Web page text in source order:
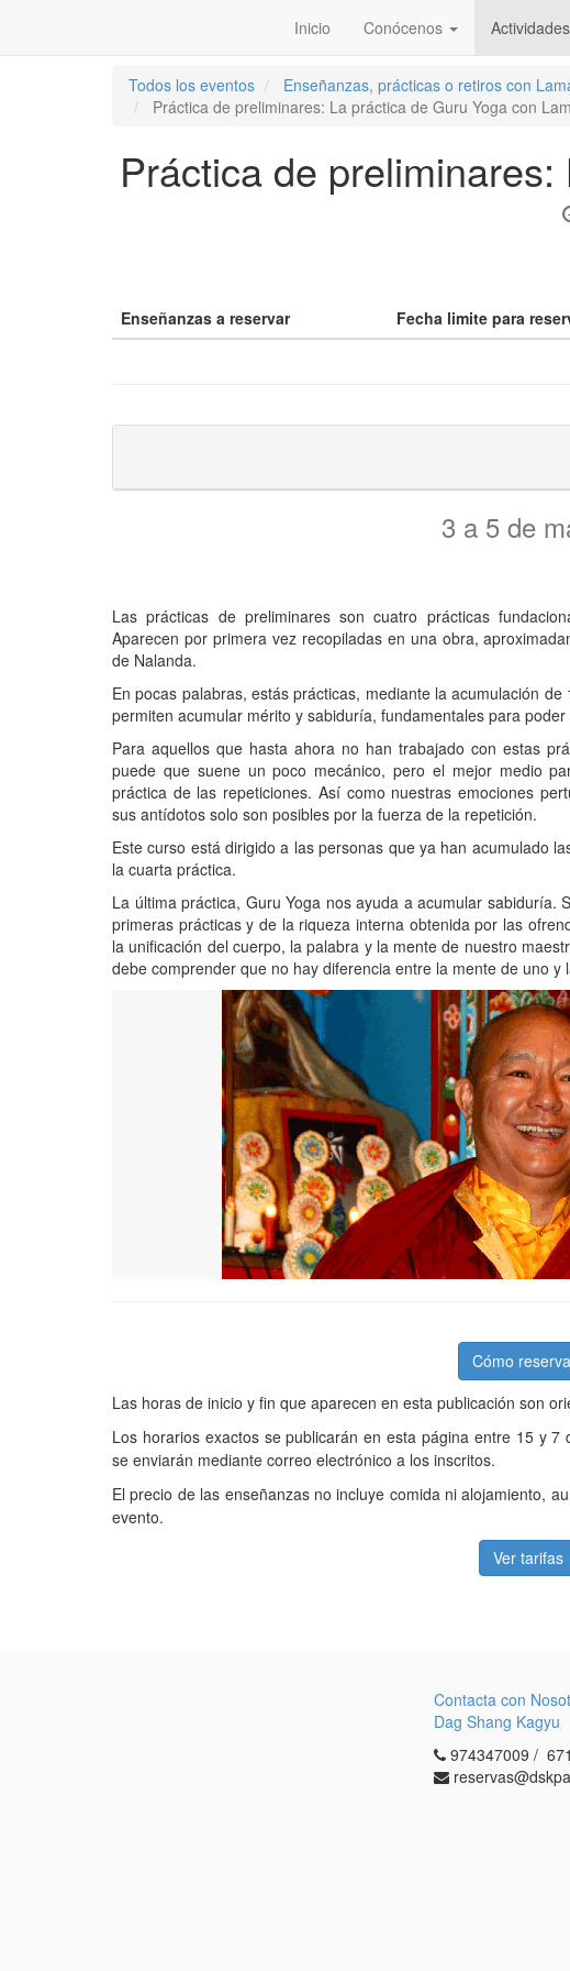
Inicio Conócenos Actividades
Todos los eventos Enseñanzas, prácticas o retiros con
Práctica de preliminares: La práctica de Guru Yoga con
Práctica de
Enseñanzas a reservar Fecha limite para
3 a 5 de
Las prácticas de preliminares son cuatro prácticas
Aparecen por primera vez recopiladas en una obra,
de Nalanda.
En pocas palabras, estás prácticas, mediante la acumulación
permiten acumular mérito y sabiduría, fundamentales para
Para aquellos que hasta ahora no han trabajado con estas
puede que suene un poco mecánico, pero el mejor medio
práctica de las repeticiones. Así como nuestras emociones
sus antídotos solo son posibles por la fuerza de la repetición.
Este curso está dirigido a las personas que ya han acumulado
la cuarta práctica.
La última práctica, Guru Yoga nos ayuda a acumular
primeras prácticas y de la riqueza interna obtenida por las
la unificación del cuerpo, la palabra y la mente de nuestro
debe comprender que no hay diferencia entre la mente de uno y
Cómo
Las horas de inicio y fin que aparecen en esta publicación son
Los horarios exactos se publicarán en esta página entre 15 y
se enviarán mediante correo electrónico a los inscritos.
El precio de las enseñanzas no incluye comida ni alojamiento,
evento.
Ver tarifas
Contacta con
Dag Shang Kagyu
974347009 /